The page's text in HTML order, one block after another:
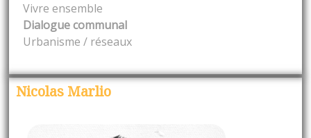
Vivre ensemble
Dialogue communal
Urbanisme / réseaux
Nicolas Marlio